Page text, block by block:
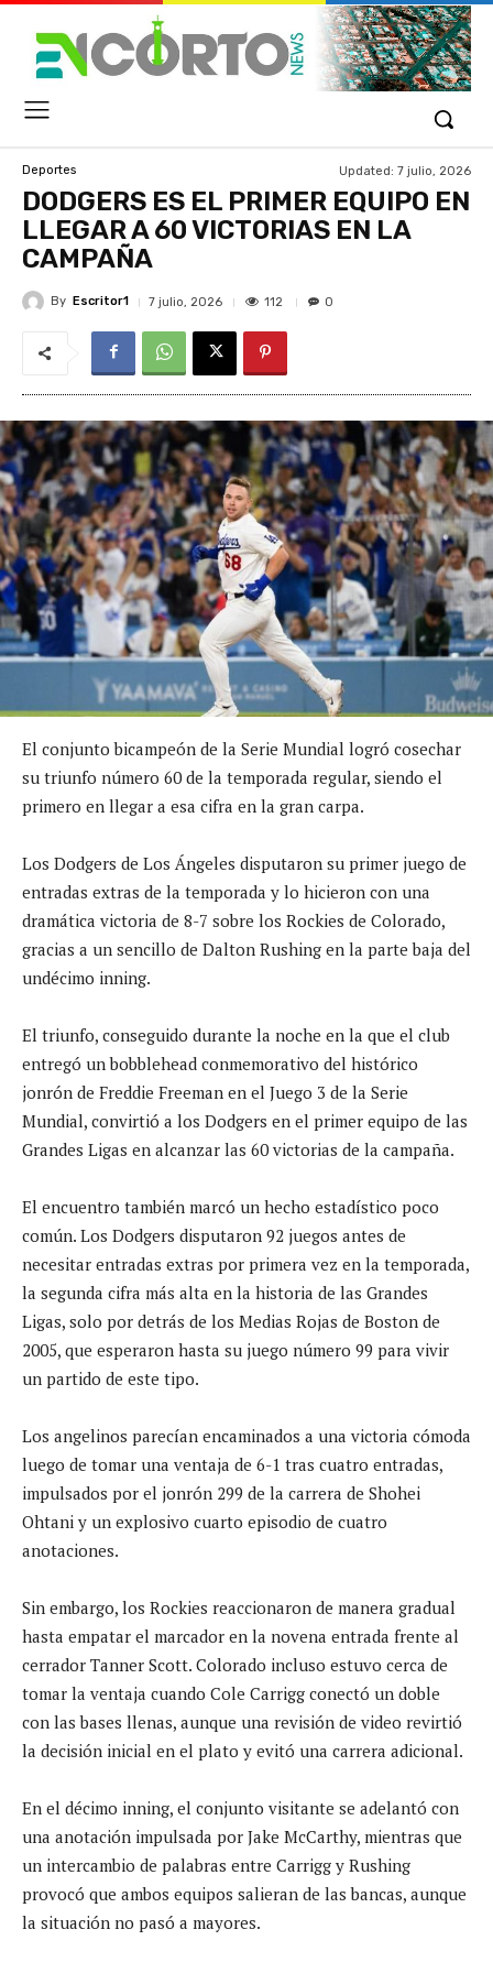
Deportes Updated: 7 julio, 2026
DODGERS ES EL PRIMER EQUIPO EN
LLEGAR A 60 VICTORIAS EN LA
CAMPAÑA
By Escritor1 7 julio, 2026 112 0
El conjunto bicampeón de la Serie Mundial logró cosechar
su triunfo número 60 de la temporada regular, siendo el
primero en llegar a esa cifra en la gran carpa.
Los Dodgers de Los Ángeles disputaron su primer juego de
entradas extras de la temporada y lo hicieron con una
dramática victoria de 8-7 sobre los Rockies de Colorado,
gracias a un sencillo de Dalton Rushing en la parte baja del
undécimo inning.
El triunfo, conseguido durante la noche en la que el club
entregó un bobblehead conmemorativo del histórico
jonrón de Freddie Freeman en el Juego 3 de la Serie
Mundial, convirtió a los Dodgers en el primer equipo de las
Grandes Ligas en alcanzar las 60 victorias de la campaña.
El encuentro también marcó un hecho estadístico poco
común. Los Dodgers disputaron 92 juegos antes de
necesitar entradas extras por primera vez en la temporada,
la segunda cifra más alta en la historia de las Grandes
Ligas, solo por detrás de los Medias Rojas de Boston de
2005, que esperaron hasta su juego número 99 para vivir
un partido de este tipo.
Los angelinos parecían encaminados a una victoria cómoda
luego de tomar una ventaja de 6-1 tras cuatro entradas,
impulsados por el jonrón 299 de la carrera de Shohei
Ohtani y un explosivo cuarto episodio de cuatro
anotaciones.
Sin embargo, los Rockies reaccionaron de manera gradual
hasta empatar el marcador en la novena entrada frente al
cerrador Tanner Scott. Colorado incluso estuvo cerca de
tomar la ventaja cuando Cole Carrigg conectó un doble
con las bases llenas, aunque una revisión de video revirtió
la decisión inicial en el plato y evitó una carrera adicional.
En el décimo inning, el conjunto visitante se adelantó con
una anotación impulsada por Jake McCarthy, mientras que
un intercambio de palabras entre Carrigg y Rushing
provocó que ambos equipos salieran de las bancas, aunque
la situación no pasó a mayores.